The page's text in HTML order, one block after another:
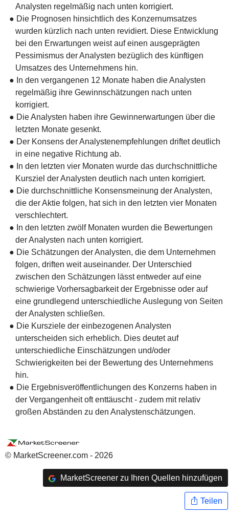
Analysten regelmäßig nach unten korrigiert.
● Die Prognosen hinsichtlich des Konzernumsatzes
wurden kürzlich nach unten revidiert. Diese Entwicklung
bei den Erwartungen weist auf einen ausgeprägten
Pessimismus der Analysten bezüglich des künftigen
Umsatzes des Unternehmens hin.
● In den vergangenen 12 Monate haben die Analysten
regelmäßig ihre Gewinnschätzungen nach unten
korrigiert.
● Die Analysten haben ihre Gewinnerwartungen über die
letzten Monate gesenkt.
● Der Konsens der Analystenempfehlungen driftet deutlich
in eine negative Richtung ab.
● In den letzten vier Monaten wurde das durchschnittliche
Kursziel der Analysten deutlich nach unten korrigiert.
● Die durchschnittliche Konsensmeinung der Analysten,
die der Aktie folgen, hat sich in den letzten vier Monaten
verschlechtert.
● In den letzten zwölf Monaten wurden die Bewertungen
der Analysten nach unten korrigiert.
● Die Schätzungen der Analysten, die dem Unternehmen
folgen, driften weit auseinander. Der Unterschied
zwischen den Schätzungen lässt entweder auf eine
schwierige Vorhersagbarkeit der Ergebnisse oder auf
eine grundlegend unterschiedliche Auslegung von Seiten
der Analysten schließen.
● Die Kursziele der einbezogenen Analysten
unterscheiden sich erheblich. Dies deutet auf
unterschiedliche Einschätzungen und/oder
Schwierigkeiten bei der Bewertung des Unternehmens
hin.
● Die Ergebnisveröffentlichungen des Konzerns haben in
der Vergangenheit oft enttäuscht - zudem mit relativ
großen Abständen zu den Analystenschätzungen.
© MarketScreener.com - 2026
MarketScreener zu Ihren Quellen hinzufügen
Teilen